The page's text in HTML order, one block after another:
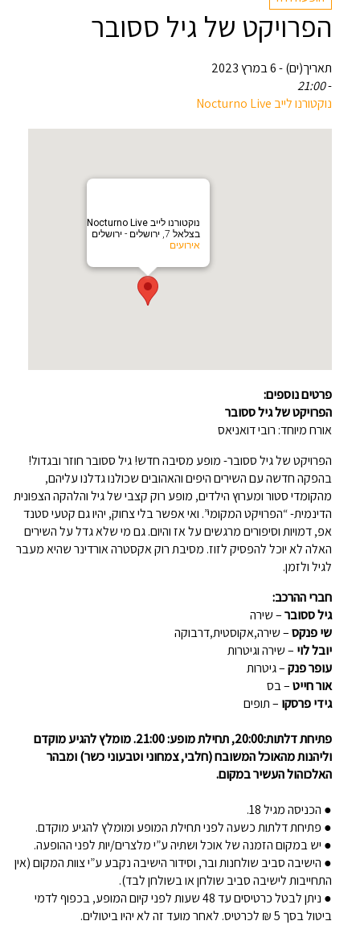
הפרויקט של גיל ססובר
תאריך(ים) - 6 במרץ 2023
-
21:00
‏נוקטורנו לייב Nocturno Live‏
‏נוקטורנו לייב Nocturno Live‏
בצלאל 7, ירושלים - ירושלים
אירועים
פרטים נוספים:
הפרויקט של גיל ססובר
אורח מיוחד: רובי דואניאס
הפרויקט של גיל ססובר- מופע מסיבה חדש! גיל ססובר חוזר ובגדול!
בהפקה חדשה עם השירים היפים והאהובים שכולנו גדלנו עליהם,
מהקומדי סטור ומערוץ הילדים, מופע רוק קצבי של גיל והלהקה הצפונית
הדינמית- “הפרויקט המקומי”. ואי אפשר בלי צחוק, יהיו גם קטעי סטנד
אפ, דמויות וסיפורים מרגשים על אז והיום. גם מי שלא גדל על השירים
האלה לא יוכל להפסיק לזוז. מסיבת רוק אקסטרה אורדינר שהיא מעבר
לגיל ולזמן.
חברי ההרכב:
גיל ססובר– שירה
שי פנקס– שירה,אקוסטית,דרבוקה
יובל לוי – שירה וגיטרות
עופר פנק– גיטרות
אור חייט– בס
גידי פרסקו – תופים
פתיחת דלתות:20:00, תחילת מופע: 21:00. מומלץ להגיע מוקדם
וליהנות מהאוכל המשובח (חלבי, צמחוני וטבעוני כשר) ומבהר
האלכוהול העשיר במקום.
● הכניסה מגיל 18.
● פתיחת דלתות כשעה לפני תחילת המופע ומומלץ להגיע מוקדם.
● יש במקום הזמנה של אוכל ושתיה ע”י מלצרים/יות לפני ההופעה.
● הישיבה סביב שולחנות ובר, וסידור הישיבה נקבע ע”י צוות המקום (אין
התחייבות לישיבה סביב שולחן או בשולחן לבד).
● ניתן לבטל כרטיסים עד 48 שעות לפני קיום המופע, בכפוף לדמי
ביטול בסך 5 ₪ לכרטיס. לאחר מועד זה לא יהיו ביטולים.